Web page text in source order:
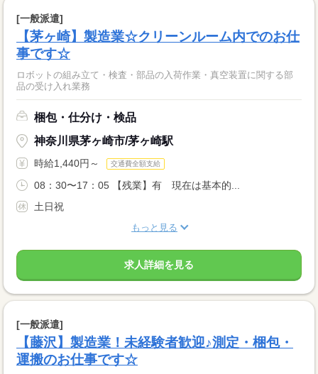
[一般派遣]
【茅ヶ崎】製造業☆クリーンルーム内でのお仕
事です☆
ロボットの組み立て・検査・部品の入荷作業・真空装置に関する部
品の受け入れ業務
梱包・仕分け・検品
神奈川県茅ヶ崎市/茅ヶ崎駅
時給1,440円～ 交通費全額支給
08：30〜17：05 【残業】有 現在は基本的...
土日祝
もっと見る
求人詳細を見る
[一般派遣]
【藤沢】製造業！未経験者歓迎♪測定・梱包・
運搬のお仕事です☆